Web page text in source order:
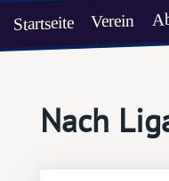
Startseite Verein
Nach